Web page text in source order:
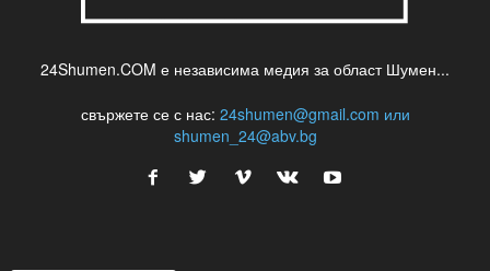
24Shumen.COM е независима медия за област Шумен...
свържете се с нас: 24shumen@gmail.com или
shumen_24@abv.bg